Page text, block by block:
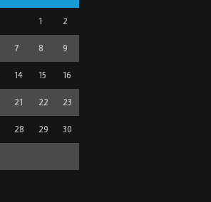
1 2
7 8 9
14 15 16
21 22 23
28 29 30